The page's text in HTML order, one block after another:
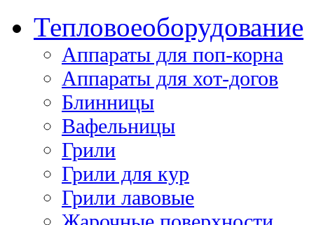
Тепловоеоборудование
Аппараты для поп-корна
Аппараты для хот-догов
Блинницы
Вафельницы
Грили
Грили для кур
Грили лавовые